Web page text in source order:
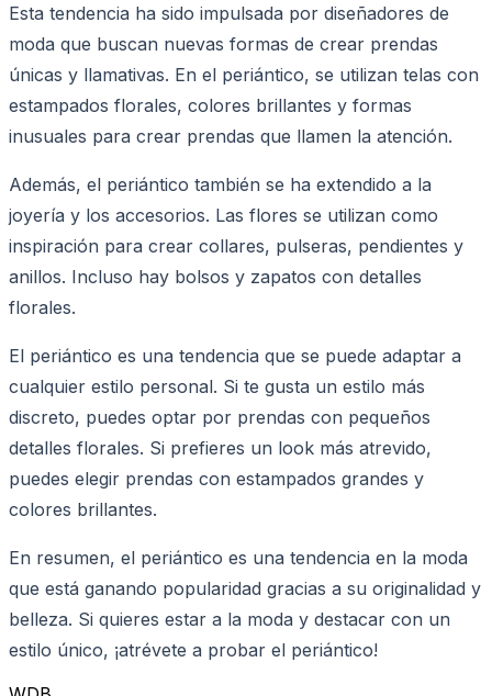
Esta tendencia ha sido impulsada por diseñadores de
moda que buscan nuevas formas de crear prendas
únicas y llamativas. En el periántico, se utilizan telas con
estampados florales, colores brillantes y formas
inusuales para crear prendas que llamen la atención.
Además, el periántico también se ha extendido a la
joyería y los accesorios. Las flores se utilizan como
inspiración para crear collares, pulseras, pendientes y
anillos. Incluso hay bolsos y zapatos con detalles
florales.
El periántico es una tendencia que se puede adaptar a
cualquier estilo personal. Si te gusta un estilo más
discreto, puedes optar por prendas con pequeños
detalles florales. Si prefieres un look más atrevido,
puedes elegir prendas con estampados grandes y
colores brillantes.
En resumen, el periántico es una tendencia en la moda
que está ganando popularidad gracias a su originalidad y
belleza. Si quieres estar a la moda y destacar con un
estilo único, ¡atrévete a probar el periántico!